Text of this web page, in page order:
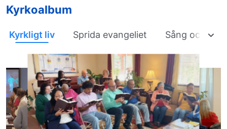
Kyrkoalbum
Kyrkligt liv Sprida evangeliet Sång och